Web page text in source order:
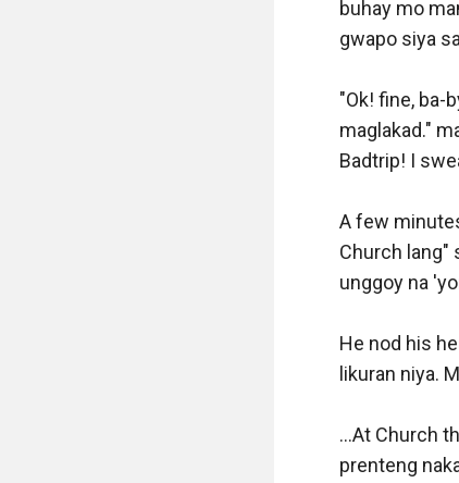
buhay mo
gwapo siya
"Ok! fine, ba-
maglakad."
Badtrip! I
A few
Church lang"
unggoy na
He nod his
likuran niya.
...At Church
prenteng